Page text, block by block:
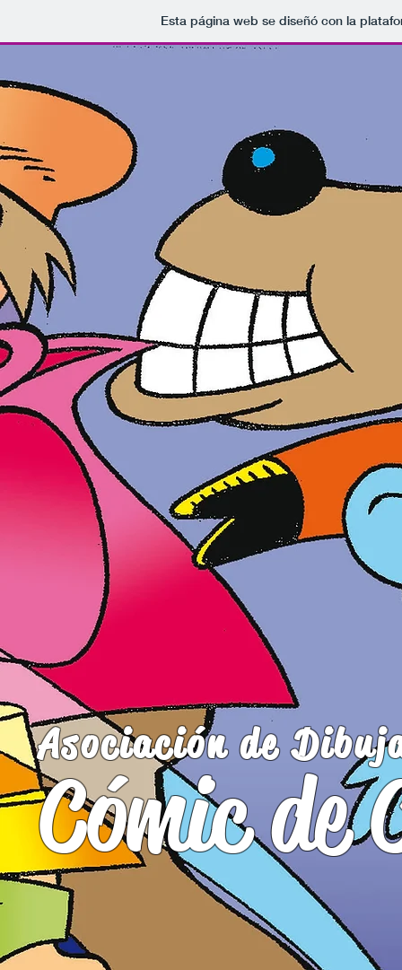
Esta página web se diseñó con la
Asociación de
Cómic de